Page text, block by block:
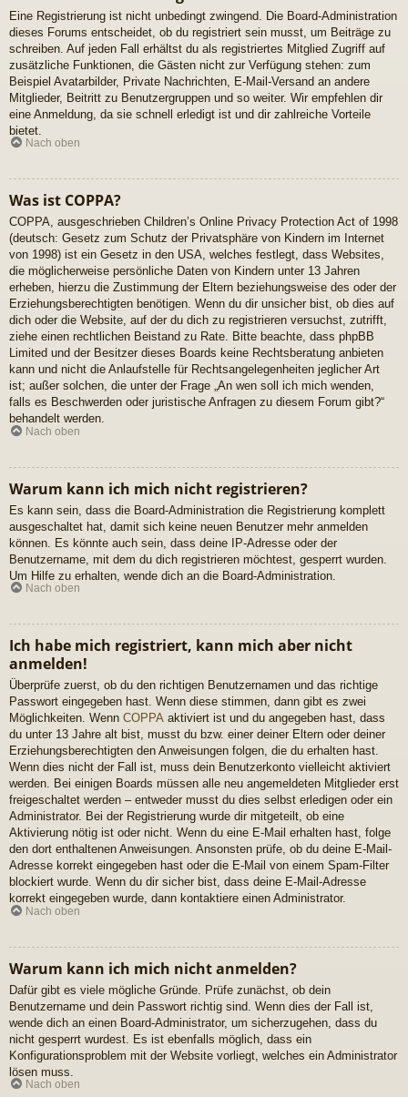
Eine Registrierung ist nicht unbedingt zwingend. Die Board-Administration
dieses Forums entscheidet, ob du registriert sein musst, um Beiträge zu
schreiben. Auf jeden Fall erhältst du als registriertes Mitglied Zugriff auf
zusätzliche Funktionen, die Gästen nicht zur Verfügung stehen: zum
Beispiel Avatarbilder, Private Nachrichten, E-Mail-Versand an andere
Mitglieder, Beitritt zu Benutzergruppen und so weiter. Wir empfehlen dir
eine Anmeldung, da sie schnell erledigt ist und dir zahlreiche Vorteile
bietet.
Nach oben
Was ist COPPA?
COPPA, ausgeschrieben Children’s Online Privacy Protection Act of 1998
(deutsch: Gesetz zum Schutz der Privatsphäre von Kindern im Internet
von 1998) ist ein Gesetz in den USA, welches festlegt, dass Websites,
die möglicherweise persönliche Daten von Kindern unter 13 Jahren
erheben, hierzu die Zustimmung der Eltern beziehungsweise des oder der
Erziehungsberechtigten benötigen. Wenn du dir unsicher bist, ob dies auf
dich oder die Website, auf der du dich zu registrieren versuchst, zutrifft,
ziehe einen rechtlichen Beistand zu Rate. Bitte beachte, dass phpBB
Limited und der Besitzer dieses Boards keine Rechtsberatung anbieten
kann und nicht die Anlaufstelle für Rechtsangelegenheiten jeglicher Art
ist; außer solchen, die unter der Frage „An wen soll ich mich wenden,
falls es Beschwerden oder juristische Anfragen zu diesem Forum gibt?“
behandelt werden.
Nach oben
Warum kann ich mich nicht registrieren?
Es kann sein, dass die Board-Administration die Registrierung komplett
ausgeschaltet hat, damit sich keine neuen Benutzer mehr anmelden
können. Es könnte auch sein, dass deine IP-Adresse oder der
Benutzername, mit dem du dich registrieren möchtest, gesperrt wurden.
Um Hilfe zu erhalten, wende dich an die Board-Administration.
Nach oben
Ich habe mich registriert, kann mich aber nicht
anmelden!
Überprüfe zuerst, ob du den richtigen Benutzernamen und das richtige
Passwort eingegeben hast. Wenn diese stimmen, dann gibt es zwei
Möglichkeiten. Wenn COPPA aktiviert ist und du angegeben hast, dass
du unter 13 Jahre alt bist, musst du bzw. einer deiner Eltern oder deiner
Erziehungsberechtigten den Anweisungen folgen, die du erhalten hast.
Wenn dies nicht der Fall ist, muss dein Benutzerkonto vielleicht aktiviert
werden. Bei einigen Boards müssen alle neu angemeldeten Mitglieder erst
freigeschaltet werden – entweder musst du dies selbst erledigen oder ein
Administrator. Bei der Registrierung wurde dir mitgeteilt, ob eine
Aktivierung nötig ist oder nicht. Wenn du eine E-Mail erhalten hast, folge
den dort enthaltenen Anweisungen. Ansonsten prüfe, ob du deine E-Mail-
Adresse korrekt eingegeben hast oder die E-Mail von einem Spam-Filter
blockiert wurde. Wenn du dir sicher bist, dass deine E-Mail-Adresse
korrekt eingegeben wurde, dann kontaktiere einen Administrator.
Nach oben
Warum kann ich mich nicht anmelden?
Dafür gibt es viele mögliche Gründe. Prüfe zunächst, ob dein
Benutzername und dein Passwort richtig sind. Wenn dies der Fall ist,
wende dich an einen Board-Administrator, um sicherzugehen, dass du
nicht gesperrt wurdest. Es ist ebenfalls möglich, dass ein
Konfigurationsproblem mit der Website vorliegt, welches ein Administrator
lösen muss.
Nach oben